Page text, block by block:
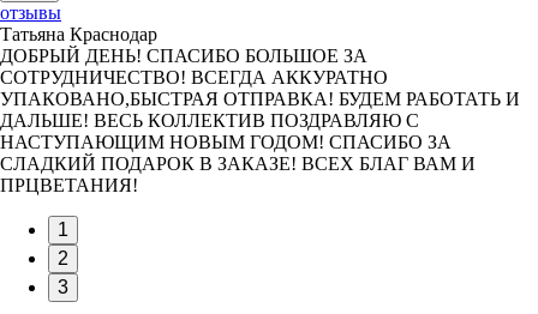
отзывы
Татьяна Краснодар
ДОБРЫЙ ДЕНЬ! СПАСИБО БОЛЬШОЕ ЗА
СОТРУДНИЧЕСТВО! ВСЕГДА АККУРАТНО
УПАКОВАНО,БЫСТРАЯ ОТПРАВКА! БУДЕМ РАБОТАТЬ И
ДАЛЬШЕ! ВЕСЬ КОЛЛЕКТИВ ПОЗДРАВЛЯЮ С
НАСТУПАЮЩИМ НОВЫМ ГОДОМ! СПАСИБО ЗА
СЛАДКИЙ ПОДАРОК В ЗАКАЗЕ! ВСЕХ БЛАГ ВАМ И
ПРЦВЕТАНИЯ!
1
2
3